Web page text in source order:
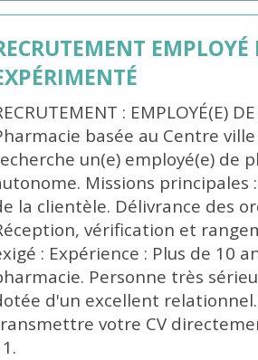
: EMPLOYÉ(E)
basée au Centre ville
un(e) employé(e) de
Missions principales
la clientèle. Délivrance des
vérification et
: Expérience : Plus de 10
Personne très
d'un excellent
votre CV